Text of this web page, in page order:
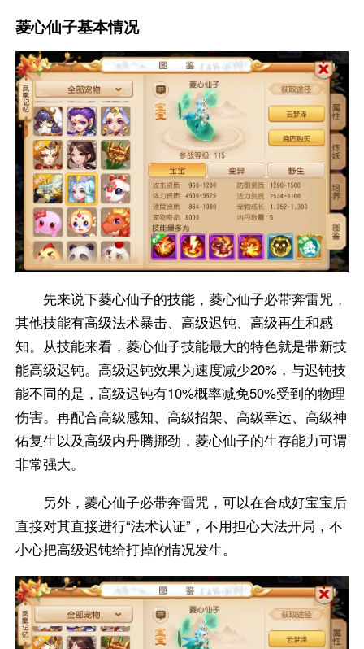
菱心仙子基本情况
先来说下菱心仙子的技能，菱心仙子必带奔雷咒，
其他技能有高级法术暴击、高级迟钝、高级再生和感
知。从技能来看，菱心仙子技能最大的特色就是带新技
能高级迟钝。高级迟钝效果为速度减少20%，与迟钝技
能不同的是，高级迟钝有10%概率减免50%受到的物理
伤害。再配合高级感知、高级招架、高级幸运、高级神
佑复生以及高级内丹腾挪劲，菱心仙子的生存能力可谓
非常强大。
另外，菱心仙子必带奔雷咒，可以在合成好宝宝后
直接对其直接进行“法术认证”，不用担心大法开局，不
小心把高级迟钝给打掉的情况发生。